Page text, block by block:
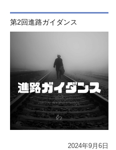
第2回進路ガイダンス
2024年9月6日